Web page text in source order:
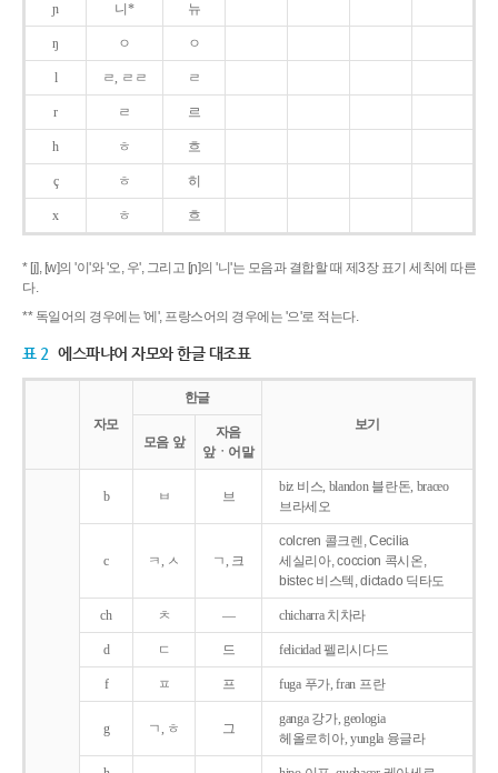
ɲ 니* 뉴
ŋ ㅇ ㅇ
l ㄹ, ㄹㄹ ㄹ
r ㄹ 르
h ㅎ 흐
ç ㅎ 히
x ㅎ 흐
* [j], [w]의 '이'와 '오, 우', 그리고 [ɲ]의 '니'는 모음과 결합할 때 제3장 표기 세칙에 따른
다.
** 독일어의 경우에는 '에', 프랑스어의 경우에는 '으'로 적는다.
표 2 에스파냐어 자모와 한글 대조표
자모
한글
보기
모음 앞
자음
앞ㆍ어말
b ㅂ 브
biz 비스, blandon 블란돈, braceo
브라세오
c ㅋ, ㅅ ㄱ, 크
colcren 콜크렌, Cecilia
세실리아, coccion 콕시온,
bistec 비스텍, dictado 딕타도
ch ㅊ ― chicharra 치차라
d ㄷ 드 felicidad 펠리시다드
f ㅍ 프 fuga 푸가, fran 프란
g ㄱ, ㅎ 그
ganga 강가, geologia
헤올로히아, yungla 융글라